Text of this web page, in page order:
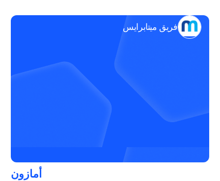
فريق ميتابرايس
أمازون